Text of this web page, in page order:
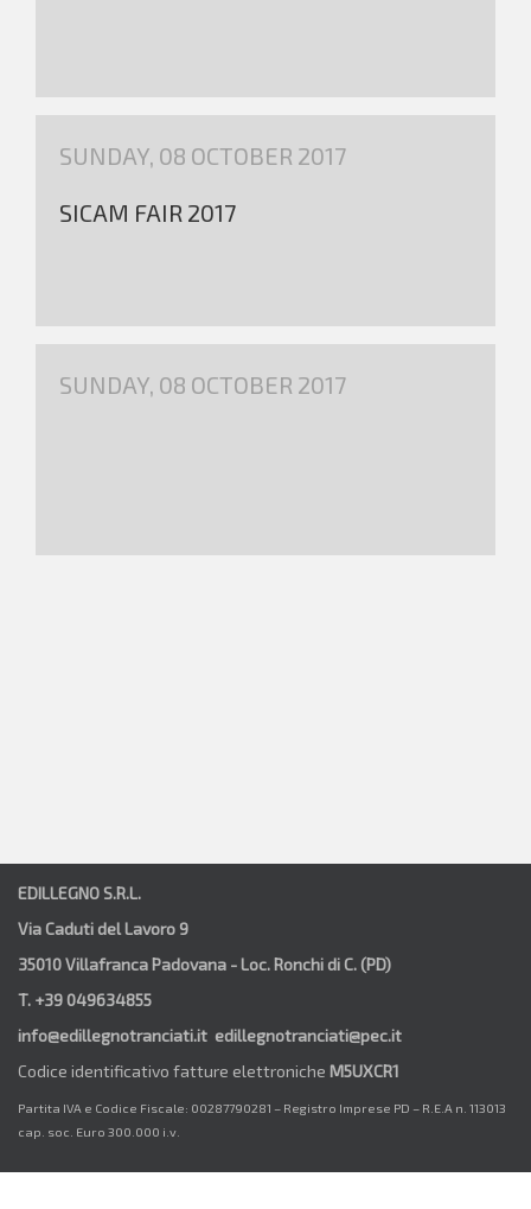
SUNDAY, 08 OCTOBER 2017
SICAM FAIR 2017
SUNDAY, 08 OCTOBER 2017
EDILLEGNO S.R.L.
Via Caduti del Lavoro 9
35010 Villafranca Padovana - Loc. Ronchi di C. (PD)
T. +39 049634855
info@edillegnotranciati.it edillegnotranciati@pec.it
Codice identificativo fatture elettroniche M5UXCR1
Partita IVA e Codice Fiscale: 00287790281 – Registro Imprese PD – R.E.A n. 113013
cap. soc. Euro 300.000 i.v.